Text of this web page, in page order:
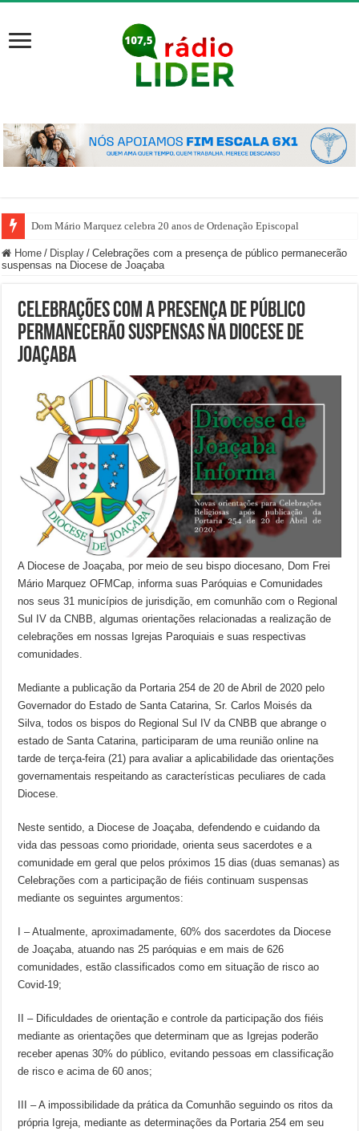
Dom Mário Marquez celebra 20 anos de Ordenação Episcopal
Home / Display / Celebrações com a presença de público permanecerão
suspensas na Diocese de Joaçaba
Celebrações com a presença de público
permanecerão suspensas na Diocese de
Joaçaba
A Diocese de Joaçaba, por meio de seu bispo diocesano, Dom Frei
Mário Marquez OFMCap, informa suas Paróquias e Comunidades
nos seus 31 municípios de jurisdição, em comunhão com o Regional
Sul IV da CNBB, algumas orientações relacionadas a realização de
celebrações em nossas Igrejas Paroquiais e suas respectivas
comunidades.
Mediante a publicação da Portaria 254 de 20 de Abril de 2020 pelo
Governador do Estado de Santa Catarina, Sr. Carlos Moisés da
Silva, todos os bispos do Regional Sul IV da CNBB que abrange o
estado de Santa Catarina, participaram de uma reunião online na
tarde de terça-feira (21) para avaliar a aplicabilidade das orientações
governamentais respeitando as características peculiares de cada
Diocese.
Neste sentido, a Diocese de Joaçaba, defendendo e cuidando da
vida das pessoas como prioridade, orienta seus sacerdotes e a
comunidade em geral que pelos próximos 15 dias (duas semanas) as
Celebrações com a participação de fiéis continuam suspensas
mediante os seguintes argumentos:
I – Atualmente, aproximadamente, 60% dos sacerdotes da Diocese
de Joaçaba, atuando nas 25 paróquias e em mais de 626
comunidades, estão classificados como em situação de risco ao
Covid-19;
II – Dificuldades de orientação e controle da participação dos fiéis
mediante as orientações que determinam que as Igrejas poderão
receber apenas 30% do público, evitando pessoas em classificação
de risco e acima de 60 anos;
III – A impossibilidade da prática da Comunhão seguindo os ritos da
própria Igreja, mediante as determinações da Portaria 254 em seu